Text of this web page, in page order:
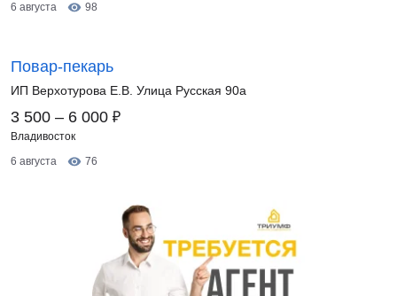
6 августа
98
Повар-пекарь
ИП Верхотурова Е.В. Улица Русская 90а
3 500 – 6 000 ₽
Владивосток
6 августа
76